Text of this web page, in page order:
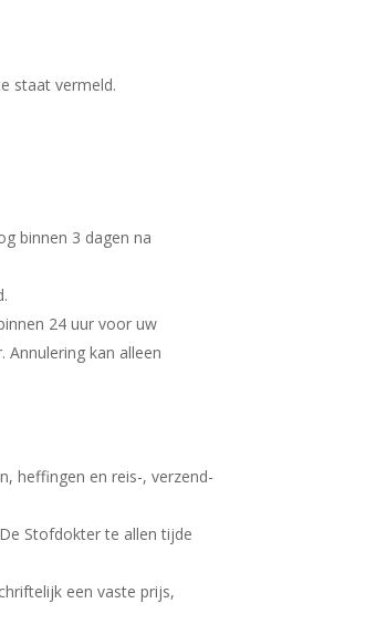
staat vermeld.
binnen 3 dagen na
24 uur voor uw
kan alleen
heffingen en reis-, verzend-
Stofdokter te allen tijde
een vaste prijs,